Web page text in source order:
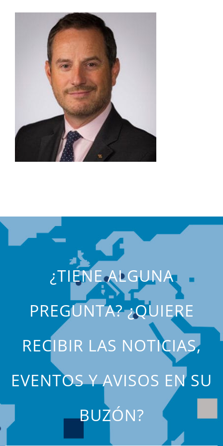
¿TIENE ALGUNA
PREGUNTA? ¿QUIERE
RECIBIR LAS NOTICIAS,
EVENTOS Y AVISOS EN SU
BUZÓN?